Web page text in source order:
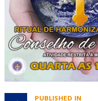
PUBLISHED IN